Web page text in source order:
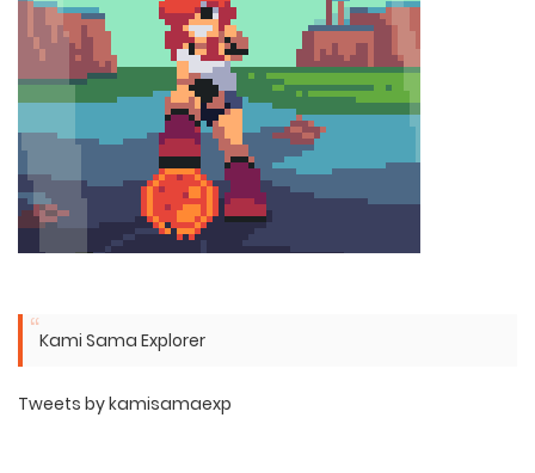
Kami Sama Explorer
Tweets by kamisamaexp